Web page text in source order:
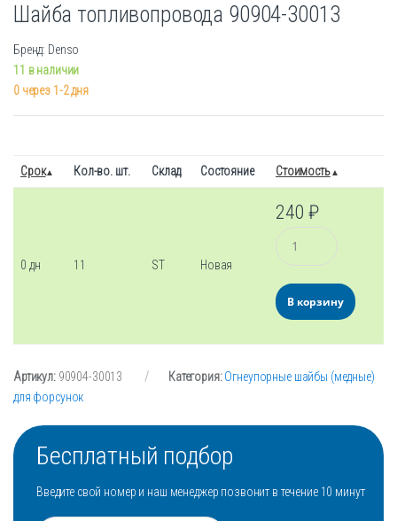
Шайба топливопровода 90904-30013
Бренд: Denso
11 в наличии
0 через 1-2 дня
Срок Кол-во. шт. Склад Состояние Стоимость
0 дн 11 ST Новая
240₽
Количество
В корзину
Артикул: 90904-30013 Категория:Огнеупорные шайбы (медные)
для форсунок
Бесплатный подбор
Введите свой номер и наш менеджер позвонит в течение 10 минут